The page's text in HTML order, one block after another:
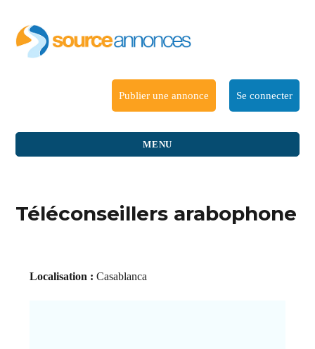
Publier une annonce Se connecter
MENU
Téléconseillers arabophone
Localisation : Casablanca